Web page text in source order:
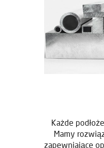
Każde
Mamy
zapewniające